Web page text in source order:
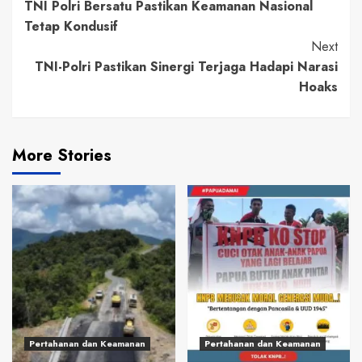
Reading
TNI Polri Bersatu Pastikan Keamanan Nasional
Tetap Kondusif
Next
TNI-Polri Pastikan Sinergi Terjaga Hadapi Narasi
Hoaks
More Stories
Pertahanan dan Keamanan Pertahanan dan Keamanan